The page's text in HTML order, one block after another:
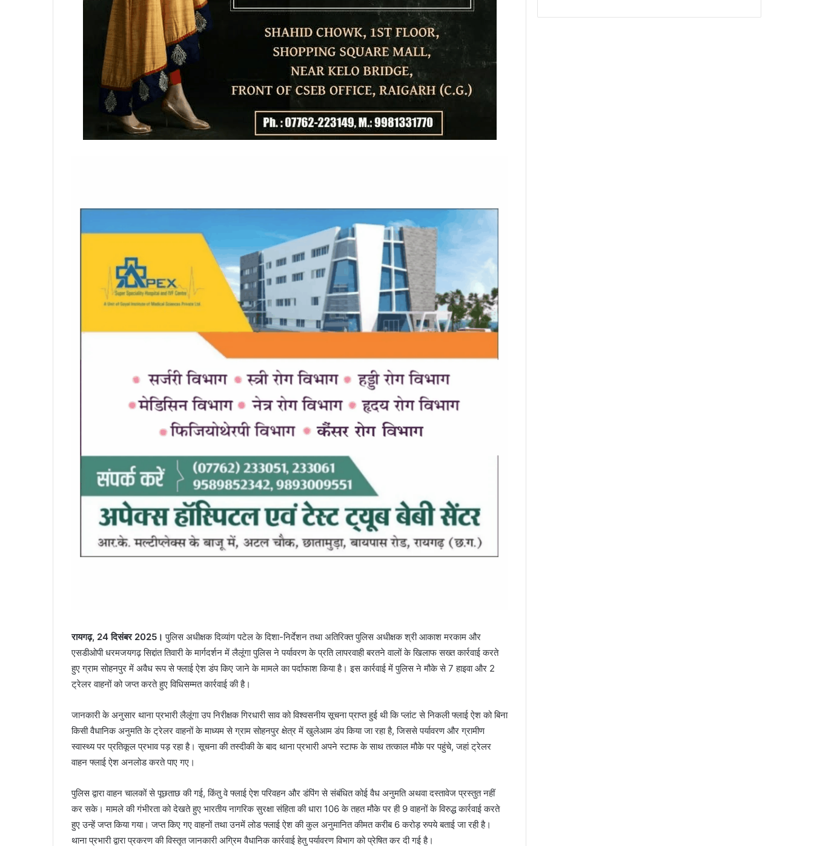
रायगढ़, 24 दिसंबर 2025। पुलिस अधीक्षक दिव्यांग पटेल के दिशा-निर्देशन तथा अतिरिक्त पुलिस अधीक्षक श्री आकाश मरकाम और
एसडीओपी धरमजयगढ़ सिद्दांत तिवारी के मार्गदर्शन में लैलूंगा पुलिस ने पर्यावरण के प्रति लापरवाही बरतने वालों के खिलाफ सख्त कार्रवाई करते
हुए ग्राम सोहनपुर में अवैध रूप से फ्लाई ऐश डंप किए जाने के मामले का पर्दाफाश किया है। इस कार्रवाई में पुलिस ने मौके से 7 हाइवा और 2
ट्रेलर वाहनों को जप्त करते हुए विधिसम्मत कार्रवाई की है।
जानकारी के अनुसार थाना प्रभारी लैलूंगा उप निरीक्षक गिरधारी साव को विश्वसनीय सूचना प्राप्त हुई थी कि प्लांट से निकली फ्लाई ऐश को बिना
किसी वैधानिक अनुमति के ट्रेलर वाहनों के माध्यम से ग्राम सोहनपुर क्षेत्र में खुलेआम डंप किया जा रहा है, जिससे पर्यावरण और ग्रामीण
स्वास्थ्य पर प्रतिकूल प्रभाव पड़ रहा है। सूचना की तस्दीकी के बाद थाना प्रभारी अपने स्टाफ के साथ तत्काल मौके पर पहुंचे, जहां ट्रेलर
वाहन फ्लाई ऐश अनलोड करते पाए गए।
पुलिस द्वारा वाहन चालकों से पूछताछ की गई, किंतु वे फ्लाई ऐश परिवहन और डंपिंग से संबंधित कोई वैध अनुमति अथवा दस्तावेज प्रस्तुत नहीं
कर सके। मामले की गंभीरता को देखते हुए भारतीय नागरिक सुरक्षा संहिता की धारा 106 के तहत मौके पर ही 9 वाहनों के विरुद्ध कार्रवाई करते
हुए उन्हें जप्त किया गया। जप्त किए गए वाहनों तथा उनमें लोड फ्लाई ऐश की कुल अनुमानित कीमत करीब 6 करोड़ रुपये बताई जा रही है।
थाना प्रभारी द्वारा प्रकरण की विस्तृत जानकारी अग्रिम वैधानिक कार्रवाई हेतु पर्यावरण विभाग को प्रेषित कर दी गई है।